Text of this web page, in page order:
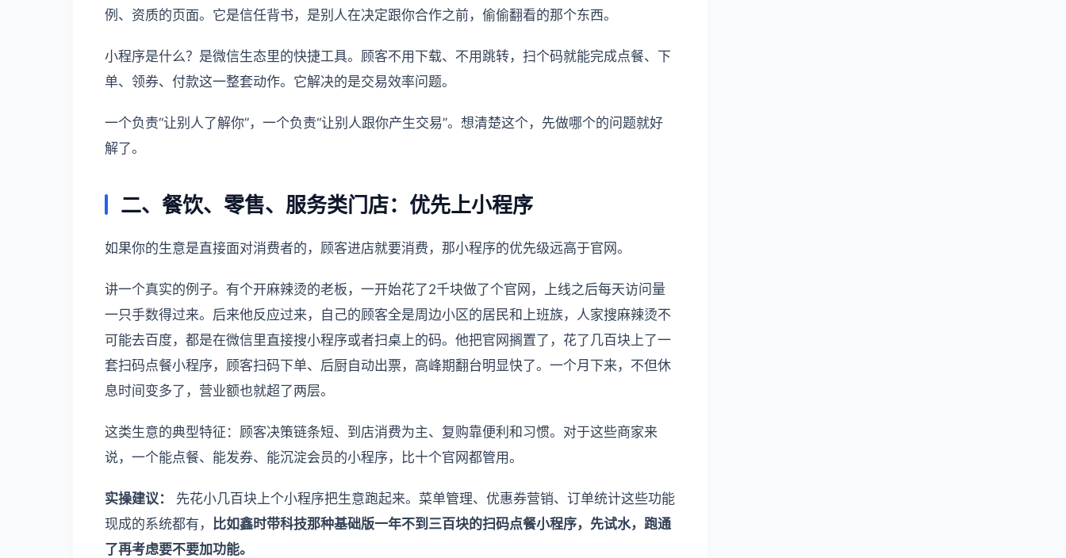
例、资质的页面。它是信任背书，是别人在决定跟你合作之前，偷偷翻看的那个东西。
小程序是什么？是微信生态里的快捷工具。顾客不用下载、不用跳转，扫个码就能完成点餐、下
单、领券、付款这一整套动作。它解决的是交易效率问题。
一个负责“让别人了解你”，一个负责“让别人跟你产生交易”。想清楚这个，先做哪个的问题就好
解了。
二、餐饮、零售、服务类门店：优先上小程序
如果你的生意是直接面对消费者的，顾客进店就要消费，那小程序的优先级远高于官网。
讲一个真实的例子。有个开麻辣烫的老板，一开始花了2千块做了个官网，上线之后每天访问量
一只手数得过来。后来他反应过来，自己的顾客全是周边小区的居民和上班族，人家搜麻辣烫不
可能去百度，都是在微信里直接搜小程序或者扫桌上的码。他把官网搁置了，花了几百块上了一
套扫码点餐小程序，顾客扫码下单、后厨自动出票，高峰期翻台明显快了。一个月下来，不但休
息时间变多了，营业额也就超了两层。
这类生意的典型特征：顾客决策链条短、到店消费为主、复购靠便利和习惯。对于这些商家来
说，一个能点餐、能发券、能沉淀会员的小程序，比十个官网都管用。
实操建议：
先花小几百块上个小程序把生意跑起来。菜单管理、优惠券营销、订单统计这些功能
现成的系统都有，
比如鑫时带科技那种基础版一年不到三百块的扫码点餐小程序，先试水，跑通
了再考虑要不要加功能。